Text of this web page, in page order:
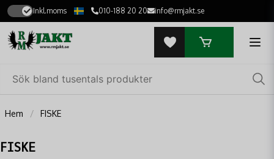
Inkl.moms 010-188 20 20 info@rmjakt.se
Hem FISKE
FISKE